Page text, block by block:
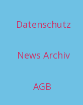
Datenschutz
News Archiv
AGB